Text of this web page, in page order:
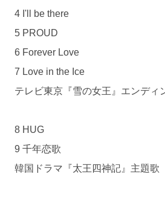
4 I'll be there
5 PROUD
6 Forever Love
7 Love in the Ice
テレビ東京『雪の女王』エンディ
8 HUG
9 千年恋歌
韓国ドラマ『太王四神記』主題歌